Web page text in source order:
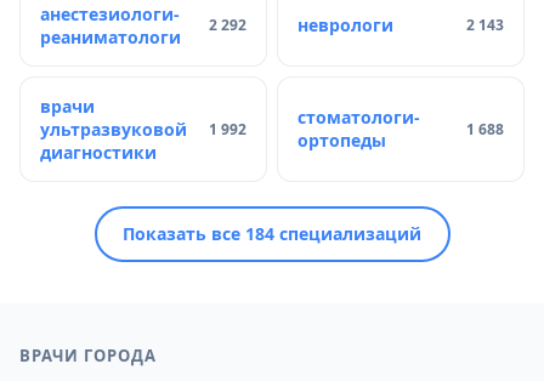
анестезиологи-
реаниматологи
2 292 неврологи 2 143
врачи
ультразвуковой
диагностики
1 992
стоматологи-
ортопеды
1 688
Показать все 184 специализаций
ВРАЧИ ГОРОДА